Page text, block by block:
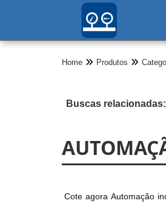
Home Produtos
Buscas relacionadas:
Cote agora Automação